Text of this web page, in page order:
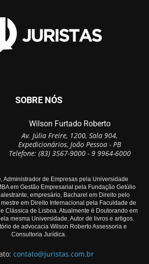
SOBRE NÓS
Wilson Furtado Roberto
Av. Júlia Freire, 1200, Sala 904,
Expedicionários, João Pessoa - PB
Telefone: (83) 3567-9000 - 9 9964-6000
Administrador de Empresas pela Universidade
em Gestão Empresarial pela Fundação Getúlio
empresário, Bacharel em Direito pelo
em Direito Internacional pela Faculdade de
Clássica de Lisboa. Atualmente é Doutorando em
mesma Universidade. Autor de livros e artigos.
de advocacia Wilson Roberto Assessoria e
Consultoria Jurídica.
contato@juristas.com.br